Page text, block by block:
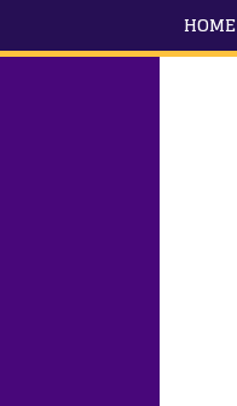
HOME